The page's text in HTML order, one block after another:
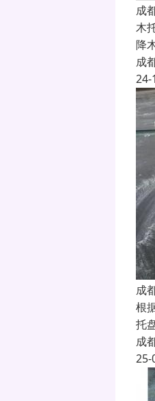
成
木
降
成
24-
成
根
托
成
25-